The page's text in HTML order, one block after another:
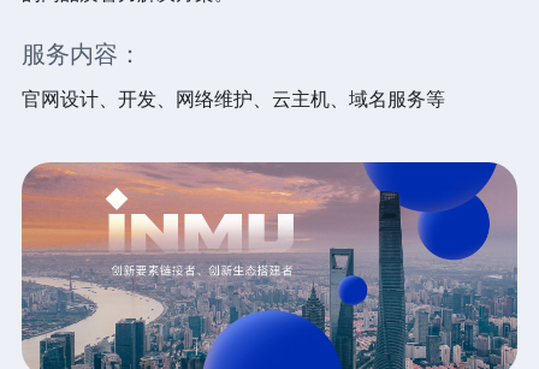
服务内容：
官网设计、开发、网络维护、云主机、域名服务等
立即提交 重置